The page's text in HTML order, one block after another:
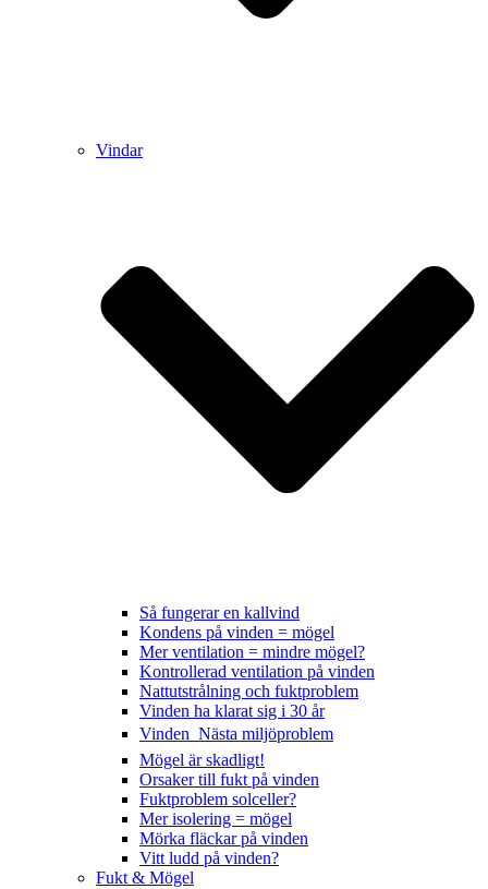
Vindar
Så fungerar en kallvind
Kondens på vinden = mögel
Mer ventilation = mindre mögel?
Kontrollerad ventilation på vinden
Nattutstrålning och fuktproblem
Vinden ha klarat sig i 30 år
Vinden  Nästa miljöproblem
Mögel är skadligt!
Orsaker till fukt på vinden
Fuktproblem solceller?
Mer isolering = mögel
Mörka fläckar på vinden
Vitt ludd på vinden?
Fukt & Mögel